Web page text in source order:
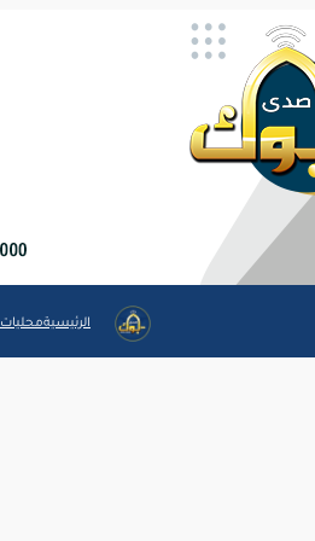
الرئيسيةمحليات